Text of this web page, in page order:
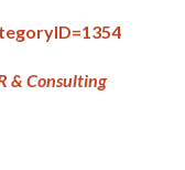
& Consulting